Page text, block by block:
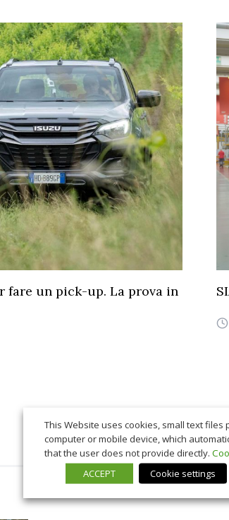
fare un pick-up. La prova in
This Website uses cookies, small text files
computer or mobile device, which
that the user does not provide directly.
ACCEPT
Cookie settings